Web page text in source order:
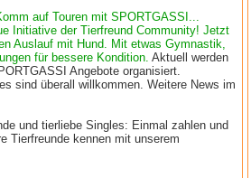
auf Touren mit SPORTGASSI...
Initiative der Tierfreund Community! Jetzt
Auslauf mit Hund. Mit etwas Gymnastik,
für bessere Kondition. Aktuell werden
Angebote organisiert.
sind überall willkommen. Weitere News im
und tierliebe Singles: Einmal zahlen und
Tierfreunde kennen mit unserem